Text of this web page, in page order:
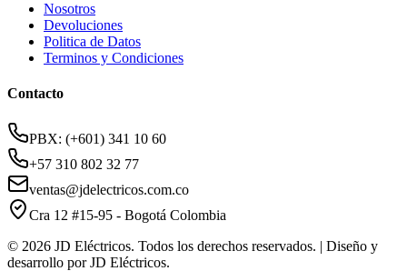
Nosotros
Devoluciones
Politica de Datos
Terminos y Condiciones
Contacto
PBX: (+601) 341 10 60
+57 310 802 32 77
ventas@jdelectricos.com.co
Cra 12 #15-95 - Bogotá Colombia
© 2026 JD Eléctricos. Todos los derechos reservados. | Diseño y
desarrollo por JD Eléctricos.